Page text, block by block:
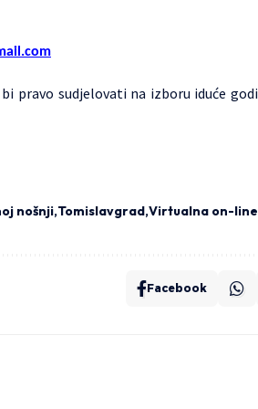
pravo sudjelovati na izboru iduće
nošnji Tomislavgrad Virtualna on-
Facebook